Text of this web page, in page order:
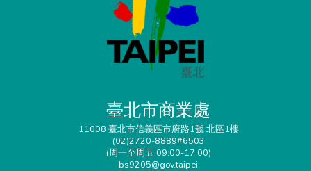
臺北市商業處
11008 臺北市信義區市府路1號 北區1樓
(02)2720-8889#6503
(周一至周五 09:00-17:00)
bs9205@gov.taipei